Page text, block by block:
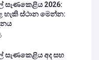
සැණකෙළිය 2026:
හැකි ස්ථාන මෙන්න:
සැණකෙළිය අද සහ